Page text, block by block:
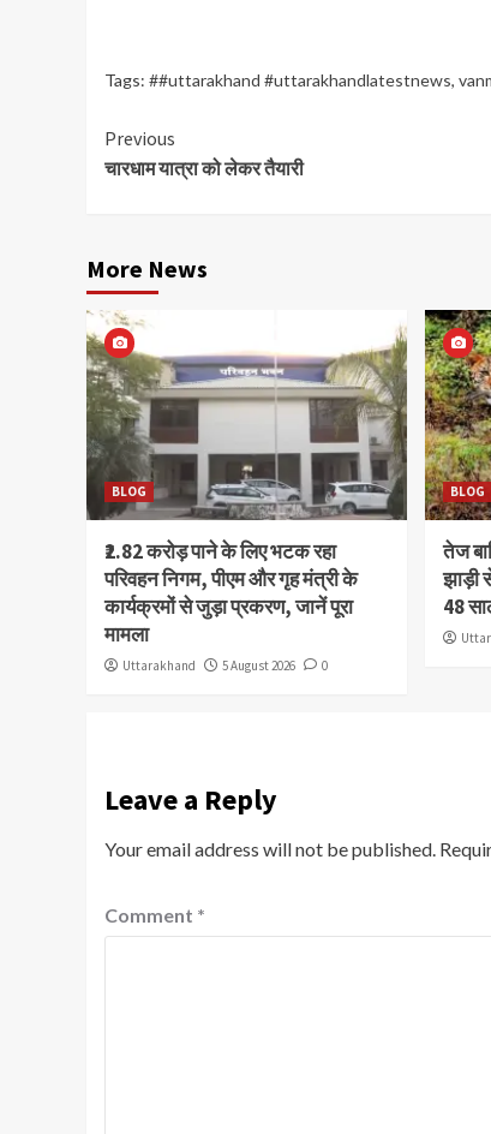
Tags: ##uttarakhand #uttarakhandlatestnews,
Continue
Reading
Previous
चारधाम यात्रा को लेकर तैयारी
More News
BLOG
₹2.82 करोड़ पाने के लिए भटक रहा
परिवहन निगम, पीएम और गृह मंत्री के
कार्यक्रमों से जुड़ा प्रकरण, जानें पूरा
मामला
Uttarakhand 5 August 2026 0
BLOG
तेज
झाड़ी
48
Leave a Reply
Your email address will not be published.
Comment *